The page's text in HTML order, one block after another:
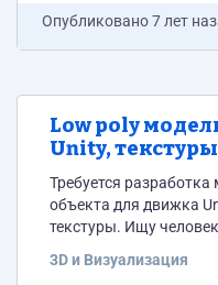
Опубликовано7 лет
Low poly
Unity, текстуры
Требуется разработка
объекта для движка
текстуры. Ищу
приложений, геймдев,
3D и Визуализация